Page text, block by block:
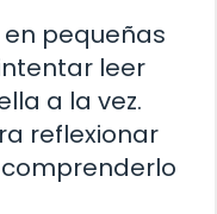
pequeñas
leer
a la vez.
reflexionar